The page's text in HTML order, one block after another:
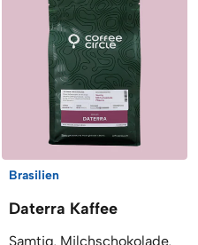
Brasilien
Daterra Kaffee
Samtig, Milchschokolade,